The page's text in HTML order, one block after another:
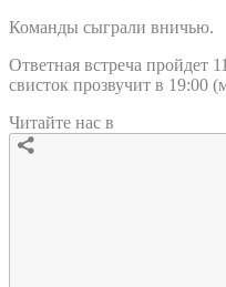
Команды сыграли вничью.
Ответная встреча пройдет
свисток прозвучит в 19:00
Читайте нас в